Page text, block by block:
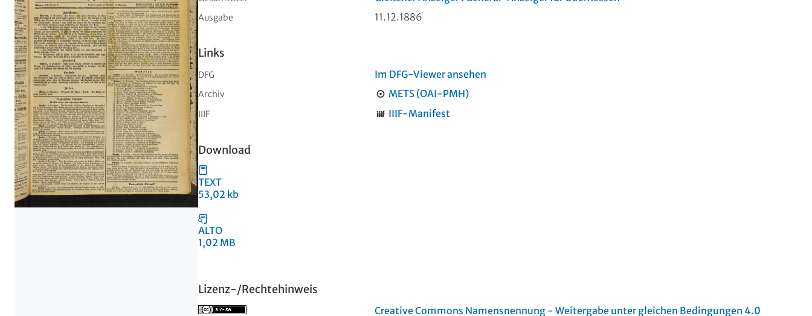
Ausgabe 11.12.1886
Links
DFG Im DFG-Viewer ansehen
Archiv METS (OAI-PMH)
IIIF IIIF-Manifest
Download
TEXT
53,02 kb
ALTO
1,02 MB
Lizenz-/Rechtehinweis
Creative Commons Namensnennung - Weitergabe unter gleichen Bedingungen 4.0